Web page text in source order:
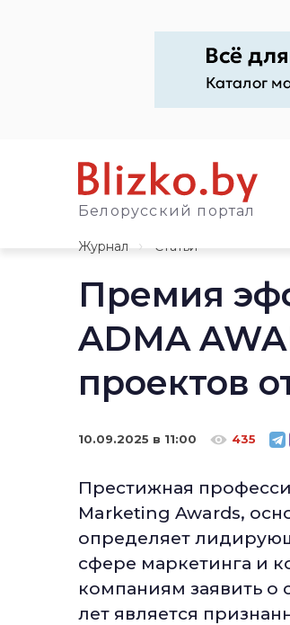
Белорусский портал
Журнал
Статьи
Премия
ADMA
проектов
10.09.2025 в 11:00 435
Престижная
Marketing Awards,
определяет
сфере маркетинга и
компаниям заявить о
лет является